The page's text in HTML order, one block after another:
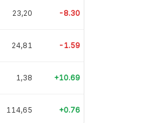
23,20 -8.30
24,81 -1.59
1,38 +10.69
114,65 +0.76